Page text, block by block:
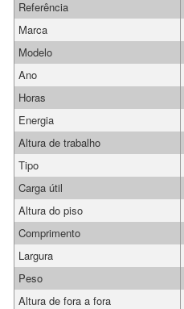
Referência
Marca
Modelo
Ano
Horas
Energia
Altura de trabalho
Tipo
Carga útil
Altura do piso
Comprimento
Largura
Peso
Altura de fora a fora